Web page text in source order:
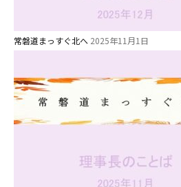
常磐道まっすぐ北へ 2025年11月1日